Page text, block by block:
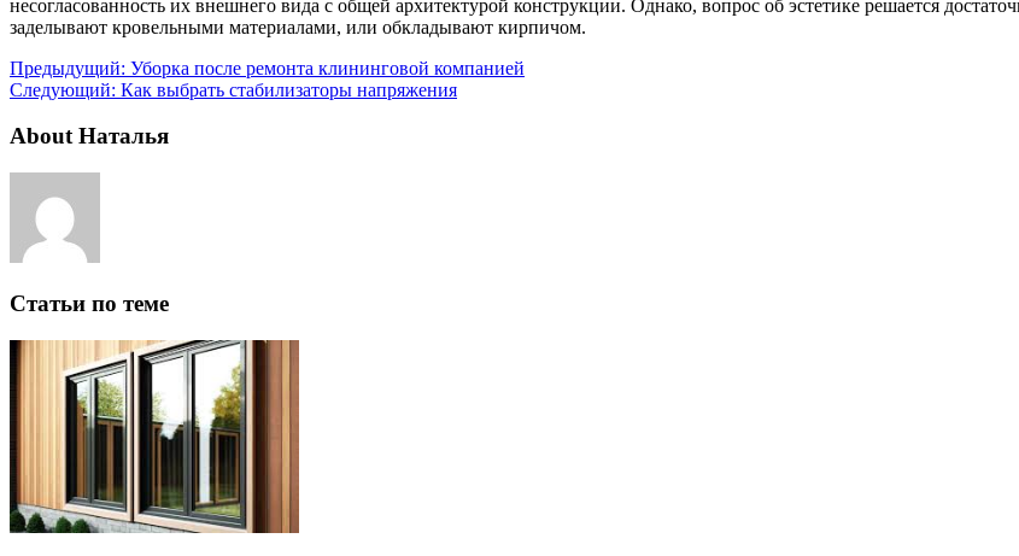
несогласованность их внешнего вида с общей архитектурой конструкции. Однако, вопрос об эстетике решается
заделывают кровельными материалами, или обкладывают кирпичом.
Предыдущий: Уборка после ремонта клининговой компанией
Следующий: Как выбрать стабилизаторы напряжения
About Наталья
Статьи по теме